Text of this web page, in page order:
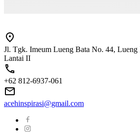
Jl. Tgk. Imeum Lueng Bata No. 44, Lueng
Lantai II
+62 812-6937-061
acehinspirasi@gmail.com